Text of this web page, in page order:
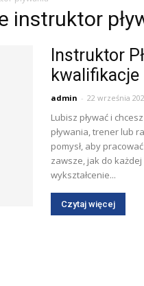
instruktor
Instruktor
kwalifikacje
admin - 22 września
Lubisz pływać i
pływania, trener lub
pomysł, aby
zawsze, jak do
wykształcenie...
Czytaj więcej